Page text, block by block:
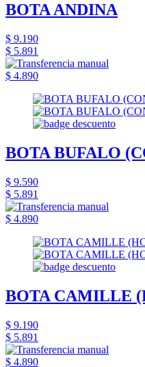
BOTA ANDINA
$ 9.190
$ 5.891
$ 4.890
BOTA BUFALO
$ 9.590
$ 5.891
$ 4.890
BOTA CAMILLE
$ 9.190
$ 5.891
$ 4.890